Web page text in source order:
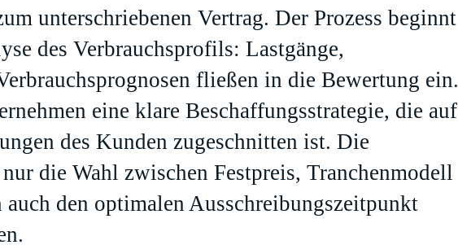
unterschriebenen Vertrag. Der Prozess beginnt
des Verbrauchsprofils: Lastgänge,
fließen in die Bewertung ein.
eine klare Beschaffungsstrategie, die auf
des Kunden zugeschnitten ist. Die
die Wahl zwischen Festpreis, Tranchenmodell
den optimalen Ausschreibungszeitpunkt